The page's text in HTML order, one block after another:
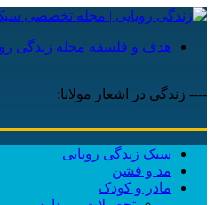
هدف و فلسفه مجله زندگی
---- زندگی در اشعار مولانا:
سبک زندگی رویایی
مد و فشن
مادر و کودک